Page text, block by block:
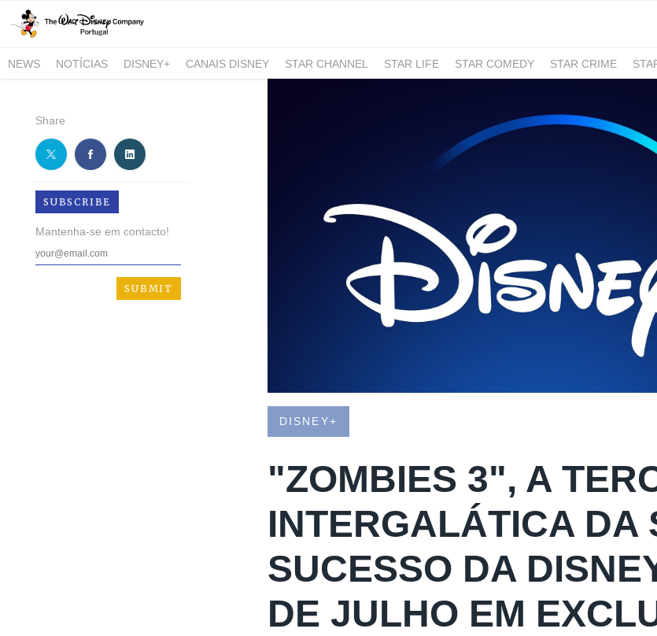
NEWS NOTÍCIAS DISNEY+ CANAIS DISNEY STAR CHANNEL STAR LIFE STAR COMEDY STAR CRIME
Share
SUBSCRIBE
Mantenha-se em contacto!
DISNEY+
"ZOMBIES 3", A
INTERGALÁTICA DA
SUCESSO DA
DE JULHO EM